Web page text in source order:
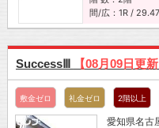
間/広：1R /
SuccessⅢ 【08月09日更新
敷金ゼロ 礼金ゼロ 2階以上
愛知県名古